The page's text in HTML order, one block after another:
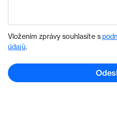
Vložením zprávy souhlasíte s
údajů.